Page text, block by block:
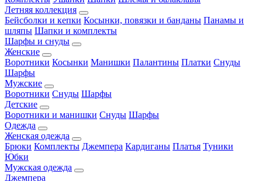
Летняя коллекция
Бейсболки и кепки Косынки, повязки и банданы Панамы и
шляпы Шапки и комплекты
Шарфы и снуды
Женские
Воротники Косынки Манишки Палантины Платки Снуды
Шарфы
Мужские
Воротники Снуды Шарфы
Детские
Воротники и манишки Снуды Шарфы
Одежда
Женская одежда
Брюки Комплекты Джемпера Кардиганы Платья Туники
Юбки
Мужская одежда
Джемпера